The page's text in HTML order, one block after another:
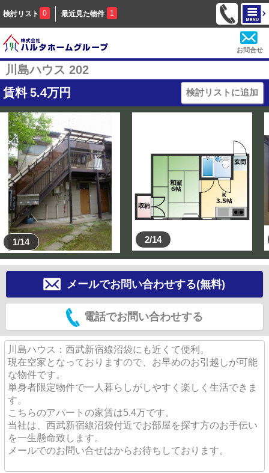
検討リスト 0 最近見た物件 1
お問合せ
川島ハウス 202
賃料 5.4万円 検討リストに追加
1/14 2/14
メールでお問い合わせする(無料)
電話でお問い合わせする
川島ハウス：西武新宿線沼袋にも近くて便利。
現在空家となっておりますので、お早めのお引越しが可能
な物件です。
単身者限定物件で一人暮らしがしやすく楽しく生活できま
す。
こちらのアパートの家賃は5.4万です。
当社は、西武新宿線沼袋付近でお部屋を探す方のお手伝い
を一生懸命致します。
メールでのお問い合せはからお待ちしております。